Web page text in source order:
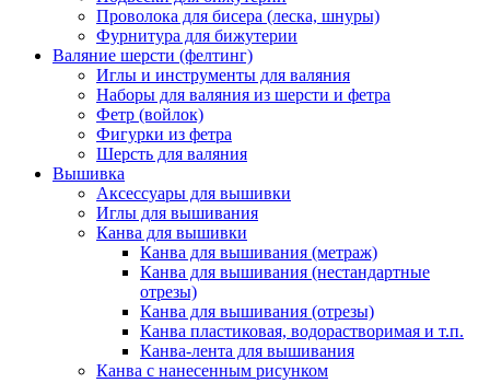
Проволока для бисера (леска, шнуры)
Фурнитура для бижутерии
Валяние шерсти (фелтинг)
Иглы и инструменты для валяния
Наборы для валяния из шерсти и фетра
Фетр (войлок)
Фигурки из фетра
Шерсть для валяния
Вышивка
Аксессуары для вышивки
Иглы для вышивания
Канва для вышивки
Канва для вышивания (метраж)
Канва для вышивания (нестандартные
отрезы)
Канва для вышивания (отрезы)
Канва пластиковая, водорастворимая и т.п.
Канва-лента для вышивания
Канва с нанесенным рисунком